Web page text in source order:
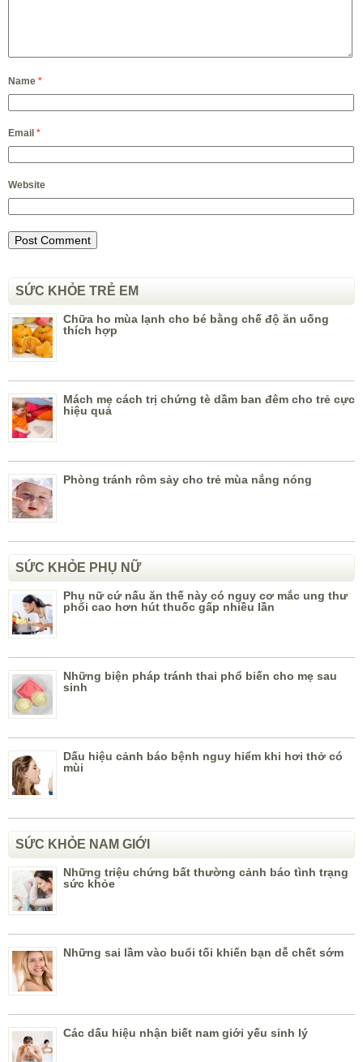
Name *
Email *
Website
SỨC KHỎE TRẺ EM
Chữa ho mùa lạnh cho bé bằng chế độ ăn uống
thích hợp
Mách mẹ cách trị chứng tè dầm ban đêm cho trẻ cực
hiệu quả
Phòng tránh rôm sảy cho trẻ mùa nắng nóng
SỨC KHỎE PHỤ NỮ
Phụ nữ cứ nấu ăn thế này có nguy cơ mắc ung thư
phổi cao hơn hút thuốc gấp nhiều lần
Những biện pháp tránh thai phổ biến cho mẹ sau
sinh
Dấu hiệu cảnh báo bệnh nguy hiểm khi hơi thở có
mùi
SỨC KHỎE NAM GIỚI
Những triệu chứng bất thường cảnh báo tình trạng
sức khỏe
Những sai lầm vào buổi tối khiến bạn dễ chết sớm
Các dấu hiệu nhận biết nam giới yếu sinh lý